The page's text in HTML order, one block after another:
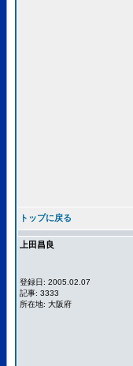
トップに戻る
上田昌良
登録日: 2005.02.07
記事: 3333
所在地: 大阪府